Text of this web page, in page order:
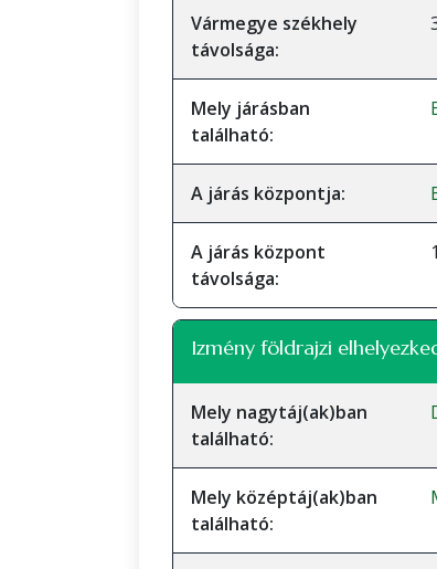
Vármegye székhely
távolsága:
Mely járásban
található:
A járás központja:
A járás központ
távolsága:
Izmény földrajzi
Mely nagytáj(ak)ban
található:
Mely középtáj(ak)ban
található: